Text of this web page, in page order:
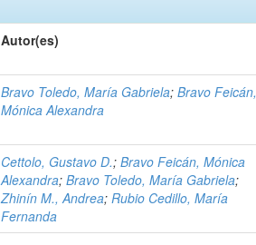
Autor(es)
Bravo Toledo, María Gabriela;Bravo Feicán,
Mónica Alexandra
Cettolo, Gustavo D.;Bravo Feicán, Mónica
Alexandra;Bravo Toledo, María Gabriela;
Zhinín M., Andrea;Rubio Cedillo, María
Fernanda